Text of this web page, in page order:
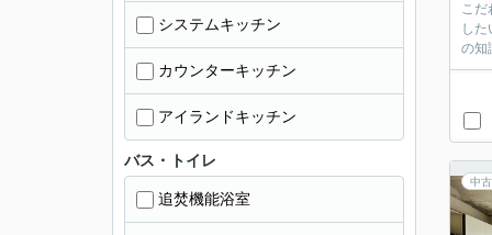
こだ
し
の知
中
システムキッチン
カウンターキッチン
アイランドキッチン
バス・トイレ
追焚機能浴室